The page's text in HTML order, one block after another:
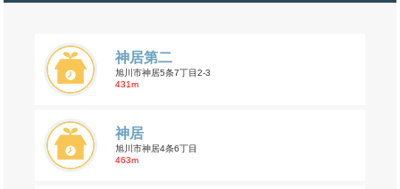
神居第二
旭川市神居5条7丁目2-3
431m
神居
旭川市神居4条6丁目
463m